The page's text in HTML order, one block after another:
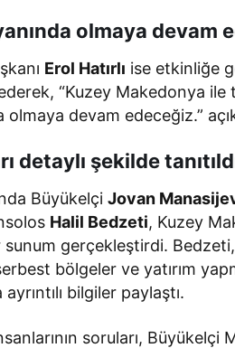
olmaya devam
Erol Hatırlı ise etkinliğe
“Kuzey Makedonya
olmaya devam edeceğiz.”
detaylı şekilde
BüyükelçiJovan
Halil Bedzeti, Kuzey
sunum gerçekleştirdi.
bölgeler ve yatırım
bilgiler paylaştı.
soruları, Büyükelçi